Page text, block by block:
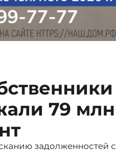
79 млн
задолженностей с